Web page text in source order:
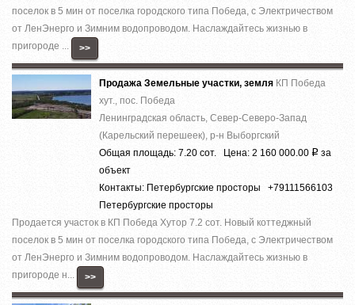
поселок в 5 мин от поселка городского типа Победа, с Электричеством
от ЛенЭнерго и Зимним водопроводом. Наслаждайтесь жизнью в
пригороде ...
>>
Продажа Земельные участки, земля КП Победа
хут., пос. Победа
Ленинградская область, Север-Северо-Запад
(Карельский перешеек), р-н Выборгский
Общая площадь: 7.20 сот. Цена: 2 160 000.00 Р за
объект
Контакты: Петербургские просторы +79111566103
Петербургские просторы
Продается участок в КП Победа Хутор 7.2 сот. Новый коттеджный
поселок в 5 мин от поселка городского типа Победа, с Электричеством
от ЛенЭнерго и Зимним водопроводом. Наслаждайтесь жизнью в
пригороде н...
>>